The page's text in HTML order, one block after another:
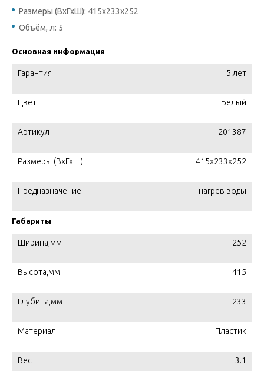
Размеры (ВхГхШ): 415x233x252
Объём, л: 5
Основная информация
Гарантия 5 лет
Цвет Белый
Артикул 201387
Размеры (ВхГхШ) 415x233x252
Предназначение нагрев воды
Габариты
Ширина,мм 252
Высота,мм 415
Глубина,мм 233
Материал Пластик
Вес 3.1